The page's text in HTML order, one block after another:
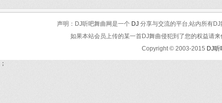
声明：DJ听吧舞曲网是一个 DJ 分享与交流的平台,站内所有
如果本站会员上传的某一首DJ舞曲侵犯到了您的权益请
Copyright © 2003-2015 DJ
；